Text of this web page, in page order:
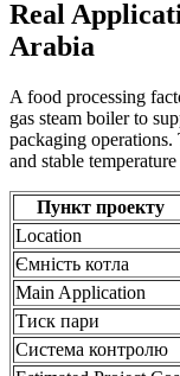
Real
Arabia
A food processing
gas steam boiler to
packaging operations.
and stable
Пункт проекту
Location
Ємність котла
Main Application
Тиск пари
Система контролю